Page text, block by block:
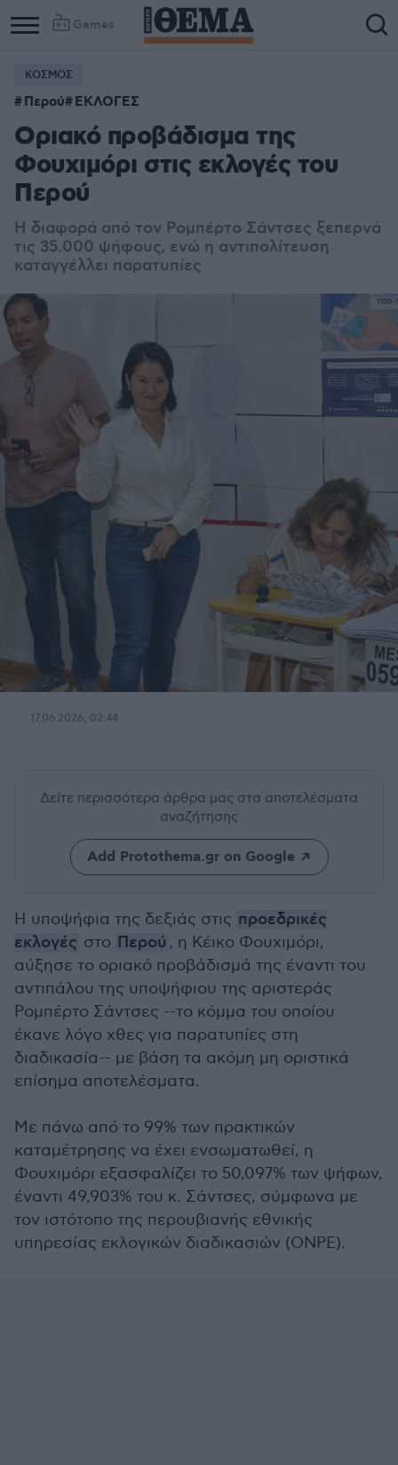
Games
Column
1
Column
2
ΚΟΣΜΟΣ
Περού ΕΚΛΟΓΕΣ
Οριακό προβάδισμα της
Φουχιμόρι στις εκλογές του
Περού
Η διαφορά από τον Ρομπέρτο Σάντσες ξεπερνά
τις 35.000 ψήφους, ενώ η αντιπολίτευση
καταγγέλλει παρατυπίες
17.06.2026, 02:44
Δείτε περισσότερα άρθρα μας στα αποτελέσματα
αναζήτησης
Add Protothema.gr on Google
Η υποψήφια της δεξιάς στις προεδρικές
εκλογές στο Περού , η Κέικο Φουχιμόρι,
αύξησε το οριακό προβάδισμά της έναντι του
αντιπάλου της υποψήφιου της αριστεράς
Ρομπέρτο Σάντσες --το κόμμα του οποίου
έκανε λόγο χθες για παρατυπίες στη
διαδικασία-- με βάση τα ακόμη μη οριστικά
επίσημα αποτελέσματα.
Με πάνω από το 99% των πρακτικών
καταμέτρησης να έχει ενσωματωθεί, η
Φουχιμόρι εξασφαλίζει το 50,097% των ψήφων,
έναντι 49,903% του κ. Σάντσες, σύμφωνα με
τον ιστότοπο της περουβιανής εθνικής
υπηρεσίας εκλογικών διαδικασιών (ONPE).